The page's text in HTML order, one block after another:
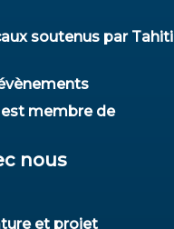
soutenus par Tahiti
membre de
nous
et projet